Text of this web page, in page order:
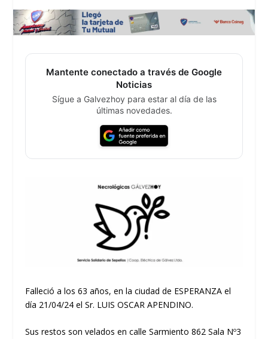
Mantente conectado a través de Google
Noticias
Sígue a Galvezhoy para estar al día de las
últimas novedades.
Falleció a los 63 años, en la ciudad de ESPERANZA el
día 21/04/24 el Sr. LUIS OSCAR APENDINO.
Sus restos son velados en calle Sarmiento 862 Sala Nº3